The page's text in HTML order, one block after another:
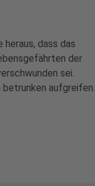
dass das
der
sei.
betrunken aufgreifen.